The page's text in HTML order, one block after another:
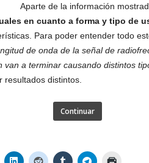
Aparte de la información
en cuanto a forma y tipo de
Para poder entender todo
de onda de la señal de
a terminar causando distintos
distintos.
Continuar